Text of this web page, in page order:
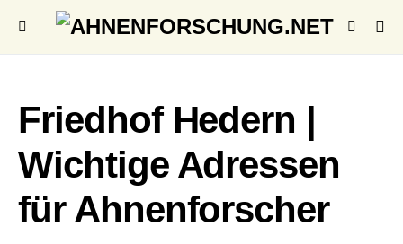
Friedhof Hedern |
Wichtige Adressen
für Ahnenforscher